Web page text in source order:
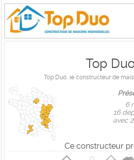
Top
Top Duo, le constructeur de
6
16
avec
Ce constructeur